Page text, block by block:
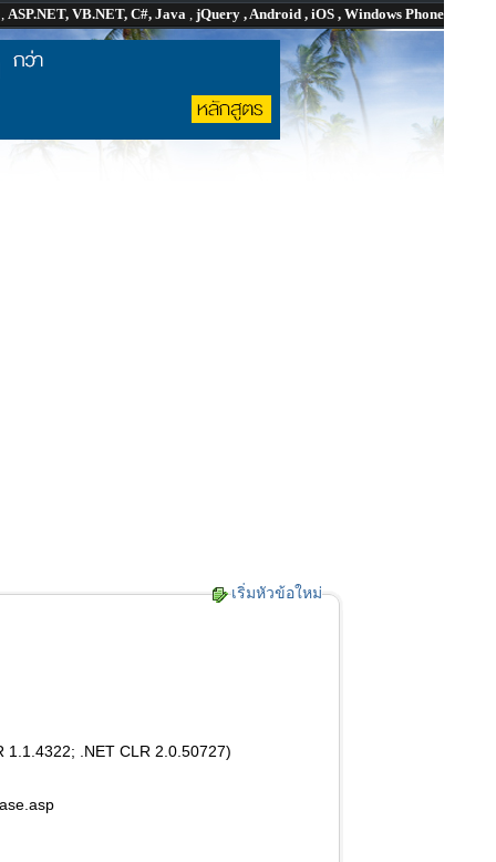
, ASP.NET, VB.NET, C#, Java , jQuery , Android , iOS , Windows Phone
เริ่มหัวข้อใหม่
1.1.4322; .NET CLR 2.0.50727)